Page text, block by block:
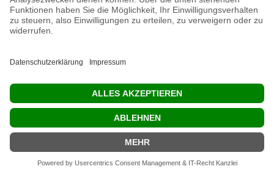
KONTAKT
RECHTLICHES
INFORMATIVES
MEIN KONTO